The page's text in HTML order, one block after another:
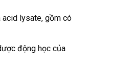
acid lysate, gồm có
động học của